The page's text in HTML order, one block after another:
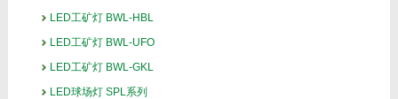
LED工矿灯 BWL-HBL
LED工矿灯 BWL-UFO
LED工矿灯 BWL-GKL
LED球场灯 SPL系列